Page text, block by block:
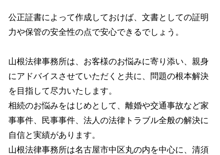
公正証書によって作成しておけば、文書としての証明
力や保管の安全性の点で安心できるでしょう。
山根法律事務所は、お客様のお悩みに寄り添い、親身
にアドバイスさせていただくと共に、問題の根本解決
を目指して尽力いたします。
相続のお悩みをはじめとして、離婚や交通事故など家
事事件、民事事件、法人の法律トラブル全般の解決に
自信と実績があります。
山根法律事務所は名古屋市中区丸の内を中心に、清須